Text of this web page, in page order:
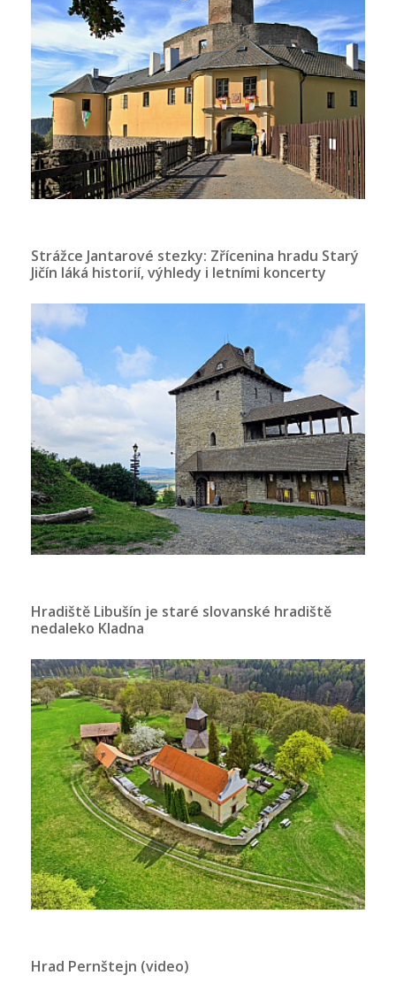
Strážce Jantarové stezky: Zřícenina hradu Starý
Jičín láká historií, výhledy i letními koncerty
Hradiště Libušín je staré slovanské hradiště
nedaleko Kladna
Hrad Pernštejn (video)